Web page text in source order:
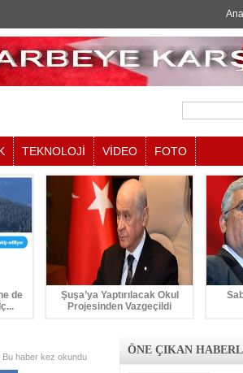
TEKNOLOJİ VİDEO FOTO
de
Şuşa’ya Yaptırılacak Okul
Projesinden Vazgeçildi
Bu haber kez okundu
ÖNE ÇIKAN